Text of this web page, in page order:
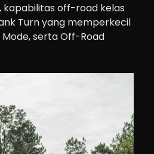
kapabilitas off-road kelas
Turn yang memperkecil
serta Off-Road